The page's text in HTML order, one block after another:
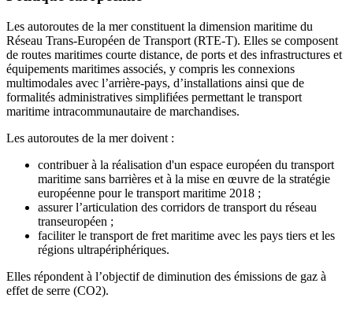
Les autoroutes de la mer constituent la dimension maritime du
Réseau Trans-Européen de Transport (RTE-T). Elles se composent
de routes maritimes courte distance, de ports et des infrastructures et
équipements maritimes associés, y compris les connexions
multimodales avec l’arrière-pays, d’installations ainsi que de
formalités administratives simplifiées permettant le transport
maritime intracommunautaire de marchandises.
Les autoroutes de la mer doivent :
contribuer à la réalisation d'un espace européen du transport
maritime sans barrières et à la mise en œuvre de la stratégie
européenne pour le transport maritime 2018 ;
assurer l’articulation des corridors de transport du réseau
transeuropéen ;
faciliter le transport de fret maritime avec les pays tiers et les
régions ultrapériphériques.
Elles répondent à l’objectif de diminution des émissions de gaz à
effet de serre (CO2).